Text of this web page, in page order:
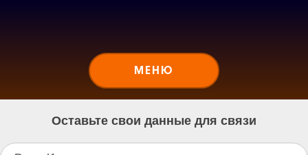
МЕНЮ
Оставьте свои данные для связи